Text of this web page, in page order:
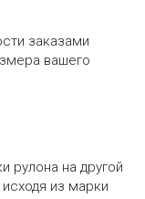
заказами
вашего
рулона на другой
из марки